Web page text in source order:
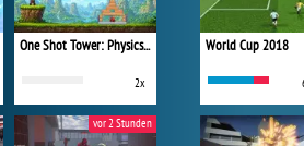
One Shot Tower: Physics Destroyer
2x
vor 2 Stunden
World Cup 2018